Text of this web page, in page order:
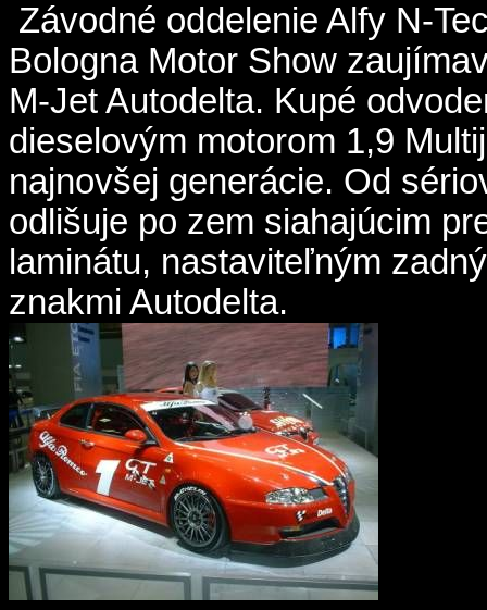
Závodné oddelenie Alfy N-
Bologna Motor Show
M-Jet Autodelta. Kupé
dieselovým motorom 1,9
najnovšej generácie. Od
odlišuje po zem siahajúcim
laminátu, nastaviteľným
znakmi Autodelta.